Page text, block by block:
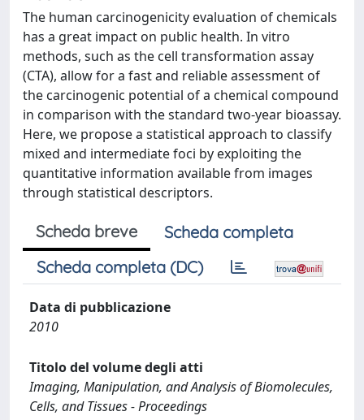
The human carcinogenicity evaluation of chemicals
has a great impact on public health. In vitro
methods, such as the cell transformation assay
(CTA), allow for a fast and reliable assessment of
the carcinogenic potential of a chemical compound
in comparison with the standard two-year bioassay.
Here, we propose a statistical approach to classify
mixed and intermediate foci by exploiting the
quantitative information available from images
through statistical descriptors.
Scheda breve
Scheda completa
Scheda completa (DC)
Data di pubblicazione
2010
Titolo del volume degli atti
Imaging, Manipulation, and Analysis of Biomolecules,
Cells, and Tissues - Proceedings